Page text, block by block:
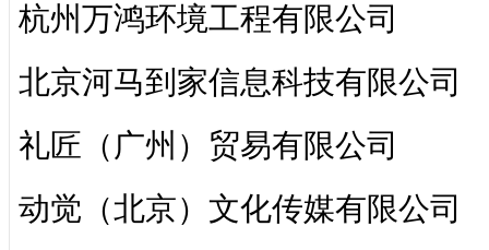
杭州万鸿环境工程有限公司
北京河马到家信息科技有限公司
礼匠（广州）贸易有限公司
动觉（北京）文化传媒有限公司